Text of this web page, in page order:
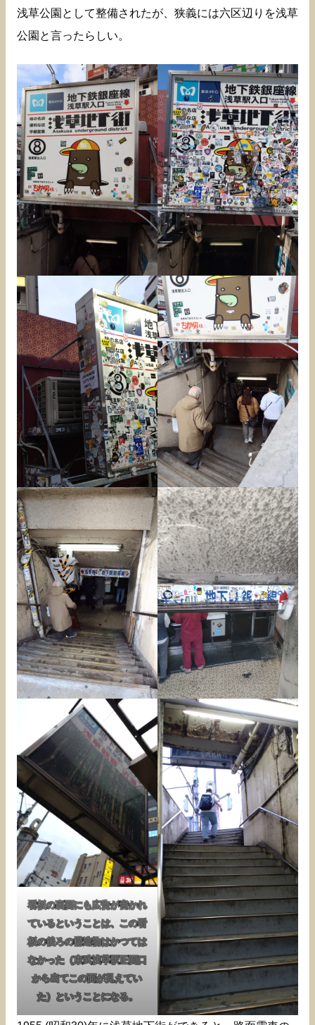
浅草公園として整備されたが、狭義には六区辺りを浅草
公園と言ったらしい。
看板の裏面にも広告が書かれ
ているということは、この看
板の後ろの構造物はかつては
なかった（東武浅草駅正面口
から出てこの面が見えてい
た）ということになる。